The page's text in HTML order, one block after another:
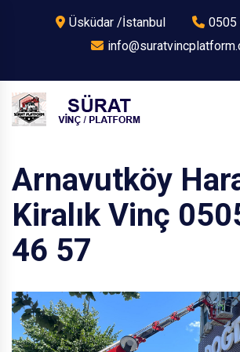
Üsküdar /İstanbul
0505
Arnavutköy
Kiralık Vinç
46 57